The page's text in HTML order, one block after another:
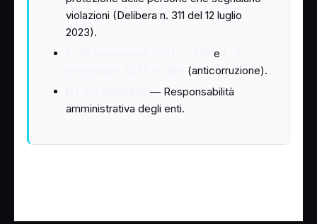
violazioni (Delibera n. 311 del 12 luglio
2023).
e
(anticorruzione).
— Responsabilità
amministrativa degli enti.